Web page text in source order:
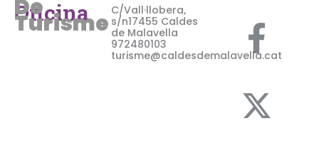
Oficina
De
Turisme C/Vall·llobera,
s/n17455 Caldes
de Malavella
972480103
turisme@caldesdemalavella.cat
F
a
e
X
-
w
I
n
t